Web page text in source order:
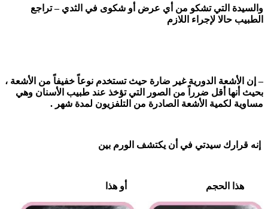
والسيدة التي تشكو من أي عرض أو شكوى في الثدي – تراجع
الطبيب حالا لإجراء اللازم
– إن الأشعة الدورية غير ضارة حيث تستخدم نوعاً خفيفاً من الأشعة ،
بحيث أنها أقل ضرراً من الصور التي تؤخذ عند طبيب الأسنان وهي
مساوية لكمية الأشعة الصادرة من التلفزيون لمدة شهر .
إنه قرارك سيدتي في أن يكتشف الورم بين
هذا الحجم أو هذا